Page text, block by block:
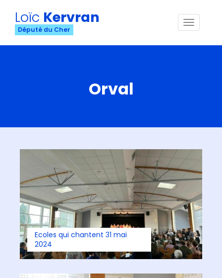
Menu
Loïc Kervran
Député du Cher
Orval
Ecoles qui chantent 31 mai
2024